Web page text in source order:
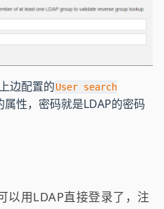
边配置的User search
属性，密码就是LDAP的密码
以用LDAP直接登录了，注